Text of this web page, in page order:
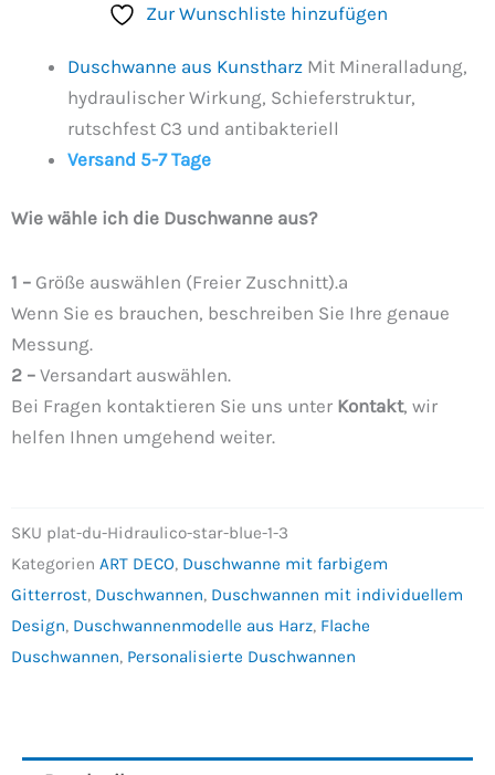
Zur Wunschliste hinzufügen
Duschwanne aus Kunstharz Mit Mineralladung,
hydraulischer Wirkung, Schieferstruktur,
rutschfest C3 und antibakteriell
Versand 5-7 Tage
Wie wähle ich die Duschwanne aus?
1 – Größe auswählen (Freier Zuschnitt).a
Wenn Sie es brauchen, beschreiben Sie Ihre genaue
Messung.
2 – Versandart auswählen.
Bei Fragen kontaktieren Sie uns unter Kontakt, wir
helfen Ihnen umgehend weiter.
SKU plat-du-Hidraulico-star-blue-1-3
Kategorien ART DECO, Duschwanne mit farbigem
Gitterrost, Duschwannen, Duschwannen mit individuellem
Design, Duschwannenmodelle aus Harz, Flache
Duschwannen, Personalisierte Duschwannen